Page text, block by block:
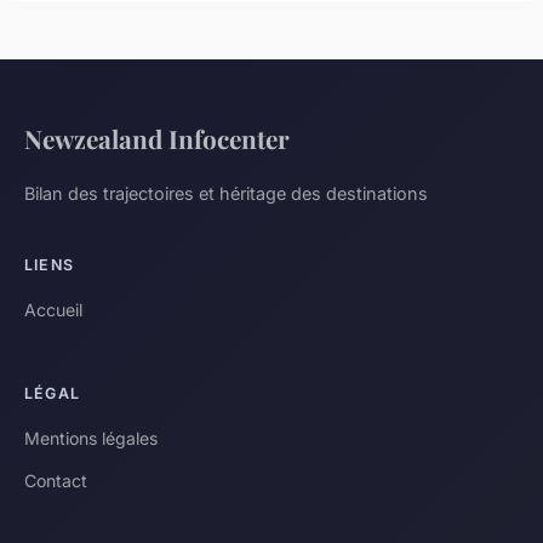
Newzealand Infocenter
Bilan des trajectoires et héritage des destinations
LIENS
Accueil
LÉGAL
Mentions légales
Contact